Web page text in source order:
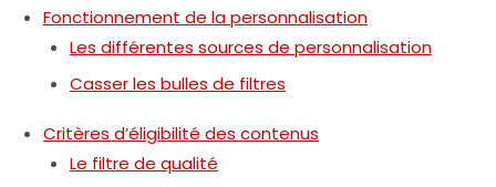
Fonctionnement de la personnalisation
Les différentes sources de personnalisation
Casser les bulles de filtres
Critères d’éligibilité des contenus
Le filtre de qualité